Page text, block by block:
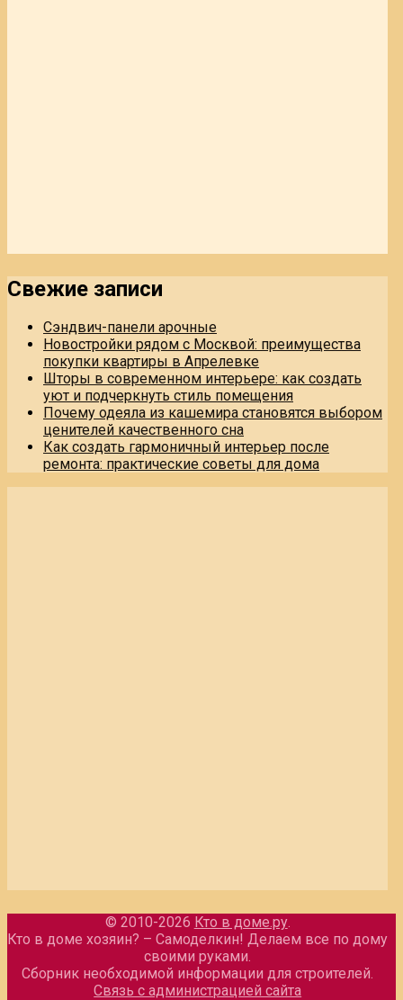
Свежие записи
Сэндвич-панели арочные
Новостройки рядом с Москвой: преимущества
покупки квартиры в Апрелевке
Шторы в современном интерьере: как создать
уют и подчеркнуть стиль помещения
Почему одеяла из кашемира становятся выбором
ценителей качественного сна
Как создать гармоничный интерьер после
ремонта: практические советы для дома
© 2010-2026 Кто в доме.ру.
Кто в доме хозяин? – Самоделкин! Делаем все по дому
своими руками.
Сборник необходимой информации для строителей.
Связь с администрацией сайта